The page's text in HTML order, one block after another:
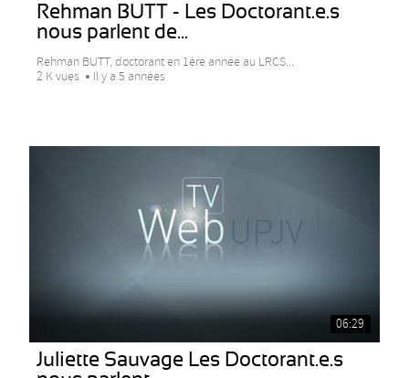
Rehman BUTT - Les Doctorant.e.s
nous parlent de...
Rehman BUTT, doctorant en 1ère année au LRCS...
2 K vues
Il y a 5 années
06:29
Juliette Sauvage Les Doctorant.e.s